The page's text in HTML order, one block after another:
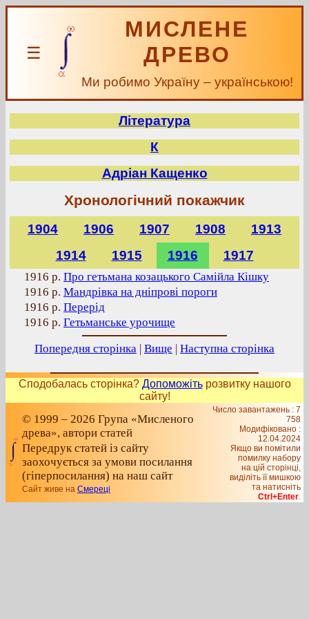
☰
МИСЛЕНЕ
ДРЕВО
Ми робимо Україну – українською!
Література
К
Адріан Кащенко
Хронологічний покажчик
1904 1906 1907 1908
1913
1914
1915 1916 1917
1916 р. Про гетьмана козацького Самійла Кішку
1916 р. Мандрівка на дніпрові пороги
1916 р. Перерід
1916 р. Гетьманське урочище
Попередня сторінка | Вище | Наступна сторінка
Сподобалась сторінка? Допоможітьрозвитку нашого
сайту!
© 1999 – 2026 Група «Мисленого
древа», автори статей
Передрук статей із сайту
заохочується за умови посилання
(гіперпосилання) на наш сайт
Сайт живе на Смереці
Число завантажень : 7
758
Модифіковано :
12.04.2024
Якщо ви помітили
помилку набору
на цiй сторiнцi,
видiлiть її мишкою
та натисніть
Ctrl+Enter.